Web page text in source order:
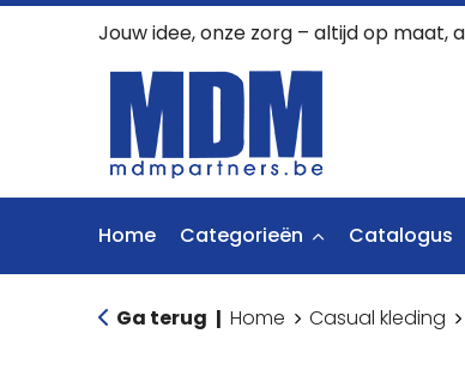
Jouw idee, onze zorg – altijd op maat,
Home Categorieën Catalogus
Ga terug | Home Casual kleding